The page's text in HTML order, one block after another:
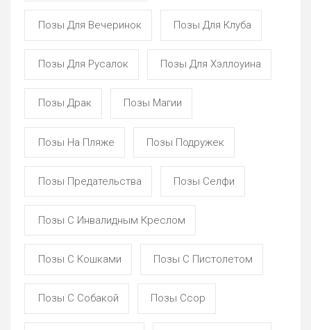
Позы Для Вечеринок Позы Для Клуба
Позы Для Русалок Позы Для Хэллоуина
Позы Драк Позы Магии
Позы На Пляже Позы Подружек
Позы Предательства Позы Селфи
Позы С Инвалидным Креслом
Позы С Кошками Позы С Пистолетом
Позы С Собакой Позы Ссор